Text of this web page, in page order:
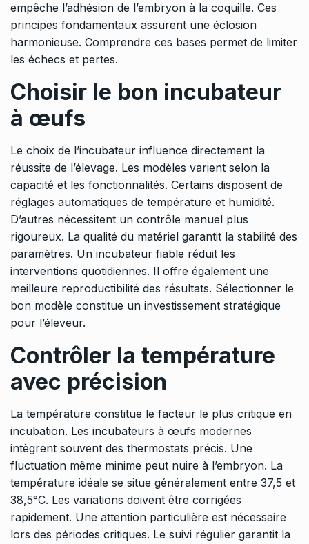
empêche l’adhésion de l’embryon à la coquille. Ces
principes fondamentaux assurent une éclosion
harmonieuse. Comprendre ces bases permet de limiter
les échecs et pertes.
Choisir le bon incubateur
à œufs
Le choix de l’incubateur influence directement la
réussite de l’élevage. Les modèles varient selon la
capacité et les fonctionnalités. Certains disposent de
réglages automatiques de température et humidité.
D’autres nécessitent un contrôle manuel plus
rigoureux. La qualité du matériel garantit la stabilité des
paramètres. Un incubateur fiable réduit les
interventions quotidiennes. Il offre également une
meilleure reproductibilité des résultats. Sélectionner le
bon modèle constitue un investissement stratégique
pour l’éleveur.
Contrôler la température
avec précision
La température constitue le facteur le plus critique en
incubation. Les incubateurs à œufs modernes
intègrent souvent des thermostats précis. Une
fluctuation même minime peut nuire à l’embryon. La
température idéale se situe généralement entre 37,5 et
38,5°C. Les variations doivent être corrigées
rapidement. Une attention particulière est nécessaire
lors des périodes critiques. Le suivi régulier garantit la